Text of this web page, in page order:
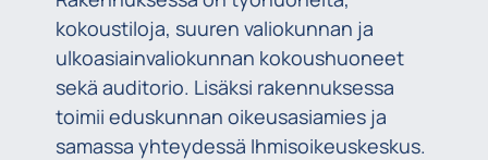
kokoustiloja, suuren valiokunnan ja
ulkoasiainvaliokunnan kokoushuoneet
sekä auditorio. Lisäksi rakennuksessa
toimii eduskunnan oikeusasiamies ja
samassa yhteydessä Ihmisoikeuskeskus.